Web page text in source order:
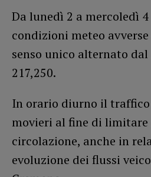
Da lunedì 2 a mercoledì
condizioni meteo
senso unico alternato
217,250.
In orario diurno il traffico
movieri al fine di
circolazione, anche in
evoluzione dei flussi